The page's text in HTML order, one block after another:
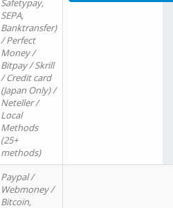
Safetypay,
SEPA,
Banktransfer)
/ Perfect
Money /
Bitpay / Skrill
/ Credit card
(Japan Only) /
Neteller /
Local
Methods
(25+
methods)
Paypal /
Webmoney /
Bitcoin,